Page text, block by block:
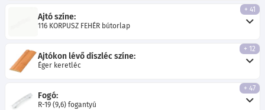
Ajtó színe:
116 KORPUSZ FEHÉR bútorlap
+ 41
Ajtókon lévő díszléc színe:
Éger keretléc
+ 12
Fogó:
R-19 (9,6) fogantyú
+ 47